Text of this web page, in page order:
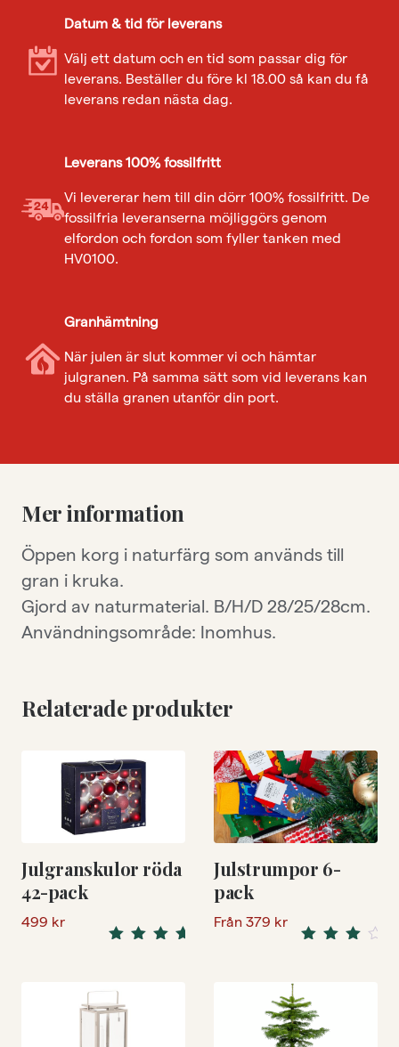
Datum & tid för leverans
Välj ett datum och en tid som passar dig för
leverans. Beställer du före kl 18.00 så kan du få
leverans redan nästa dag.
Leverans 100% fossilfritt
Vi levererar hem till din dörr 100% fossilfritt. De
fossilfria leveranserna möjliggörs genom
elfordon och fordon som fyller tanken med
HV0100.
Granhämtning
När julen är slut kommer vi och hämtar
julgranen. På samma sätt som vid leverans kan
du ställa granen utanför din port.
Mer information
Öppen korg i naturfärg som används till
gran i kruka.
Gjord av naturmaterial. B/H/D 28/25/28cm.
Användningsområde: Inomhus.
Relaterade produkter
Julgranskulor röda
42-pack
499 kr
Julstrumpor 6-
pack
Från 379 kr